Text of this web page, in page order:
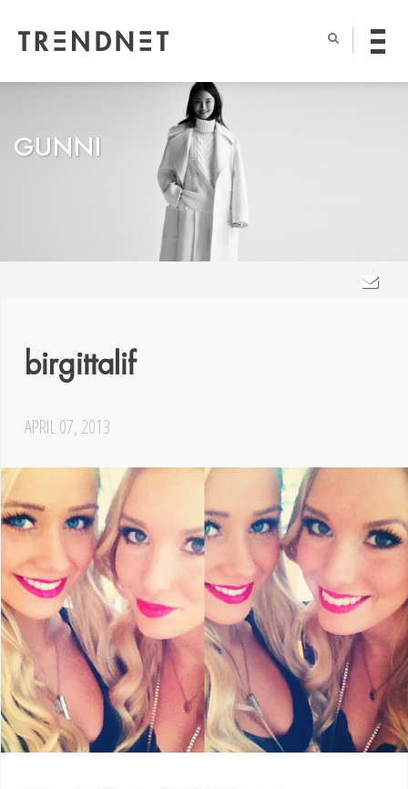
GUNNI
birgittalif
APRIL 07, 2013